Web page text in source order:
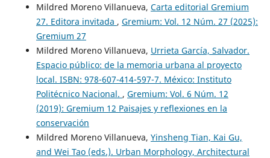
Mildred Moreno Villanueva, Carta editorial Gremium
27. Editora invitada , Gremium: Vol. 12 Núm. 27 (2025):
Gremium 27
Mildred Moreno Villanueva, Urrieta García, Salvador.
Espacio público: de la memoria urbana al proyecto
local. ISBN: 978-607-414-597-7. México: Instituto
Politécnico Nacional. , Gremium: Vol. 6 Núm. 12
(2019): Gremium 12 Paisajes y reflexiones en la
conservación
Mildred Moreno Villanueva, Yinsheng Tian, Kai Gu,
and Wei Tao (eds.). Urban Morphology, Architectural